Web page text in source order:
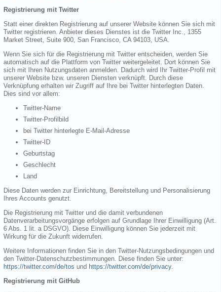
Registrierung mit Twitter
Statt einer direkten Registrierung auf unserer Website können Sie sich mit
Twitter registrieren. Anbieter dieses Dienstes ist die Twitter Inc., 1355
Market Street, Suite 900, San Francisco, CA 94103, USA.
Wenn Sie sich für die Registrierung mit Twitter entscheiden, werden Sie
automatisch auf die Plattform von Twitter weitergeleitet. Dort können Sie
sich mit Ihren Nutzungsdaten anmelden. Dadurch wird Ihr Twitter-Profil mit
unserer Website bzw. unseren Diensten verknüpft. Durch diese
Verknüpfung erhalten wir Zugriff auf Ihre bei Twitter hinterlegten Daten.
Dies sind vor allem:
Twitter-Name
Twitter-Profilbild
bei Twitter hinterlegte E-Mail-Adresse
Twitter-ID
Geburtstag
Geschlecht
Land
Diese Daten werden zur Einrichtung, Bereitstellung und Personalisierung
Ihres Accounts genutzt.
Die Registrierung mit Twitter und die damit verbundenen
Datenverarbeitungsvorgänge erfolgen auf Grundlage Ihrer Einwilligung (Art.
6 Abs. 1 lit. a DSGVO). Diese Einwilligung können Sie jederzeit mit
Wirkung für die Zukunft widerrufen.
Weitere Informationen finden Sie in den Twitter-Nutzungsbedingungen und
den Twitter-Datenschutzbestimmungen. Diese finden Sie unter:
https://twitter.com/de/tos und https://twitter.com/de/privacy.
Registrierung mit GitHub